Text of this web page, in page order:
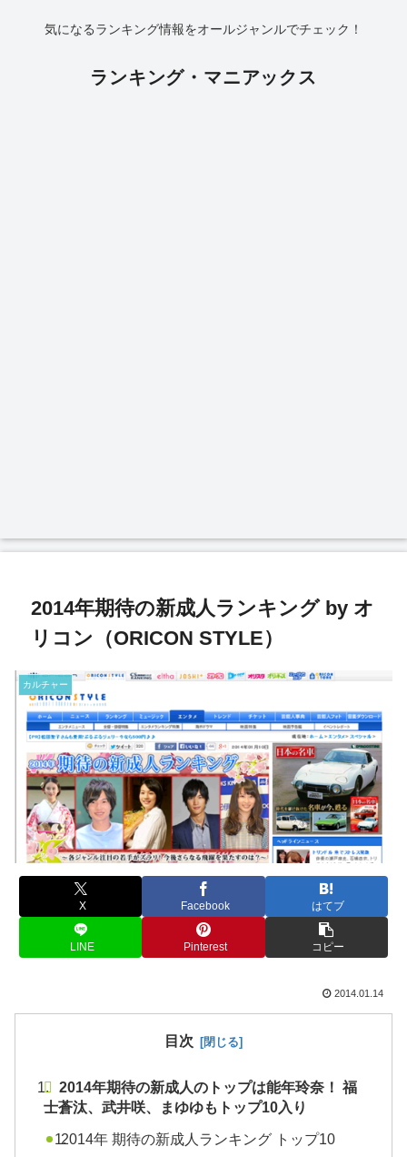
気になるランキング情報をオールジャンルでチェック！
ランキング・マニアックス
2014年期待の新成人ランキング by オ
リコン（ORICON STYLE）
カルチャー
X Facebook はてブ
LINE Pinterest コピー
2014.01.14
目次
2014年期待の新成人のトップは能年玲奈！ 福
士蒼汰、武井咲、まゆゆもトップ10入り
2014年 期待の新成人ランキング トップ10